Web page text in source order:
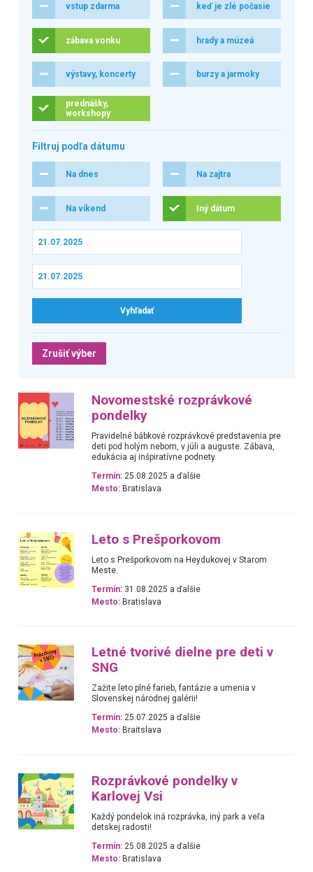
vstup zdarma keď je zlé počasie
zábava vonku hrady a múzeá
výstavy, koncerty burzy a jarmoky
prednášky,
workshopy
Filtruj podľa dátumu
Na dnes Na zajtra
Na víkend Iný dátum
Zrušiť výber
Novomestské rozprávkové
pondelky
Pravidelné bábkové rozprávkové predstavenia pre
deti pod holým nebom, v júli a auguste. Zábava,
edukácia aj inšpiratívne podnety.
Termín: 25.08.2025 a ďalšie
Mesto: Bratislava
Leto s Prešporkovom
Leto s Prešporkovom na Heydukovej v Starom
Meste.
Termín: 31.08.2025 a ďalšie
Mesto: Bratislava
Letné tvorivé dielne pre deti v
SNG
Zažite leto plné farieb, fantázie a umenia v
Slovenskej národnej galérii!
Termín: 25.07.2025 a ďalšie
Mesto: Braitslava
Rozprávkové pondelky v
Karlovej Vsi
Každý pondelok iná rozprávka, iný park a veľa
detskej radosti!
Termín: 25.08.2025 a ďalšie
Mesto: Bratislava